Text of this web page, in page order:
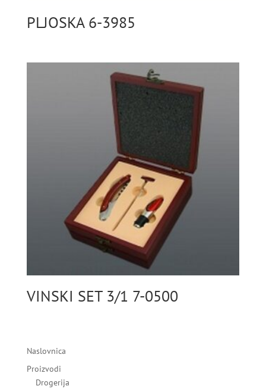
PLJOSKA 6-3985
VINSKI SET 3/1 7-0500
Naslovnica
Proizvodi
Drogerija